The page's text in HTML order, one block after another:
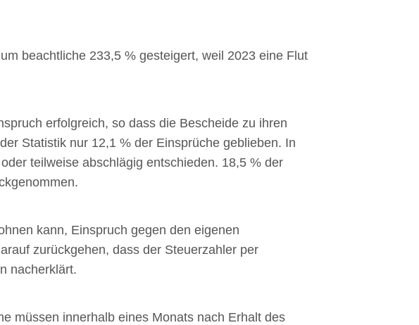
beachtliche 233,5 % gesteigert, weil 2023 eine Flut
erfolgreich, so dass die Bescheide zu ihren
Statistik nur 12,1 % der Einsprüche geblieben. In
teilweise abschlägig entschieden. 18,5 % der
kann, Einspruch gegen den eigenen
zurückgehen, dass der Steuerzahler per
nacherklärt.
müssen innerhalb eines Monats nach Erhalt des